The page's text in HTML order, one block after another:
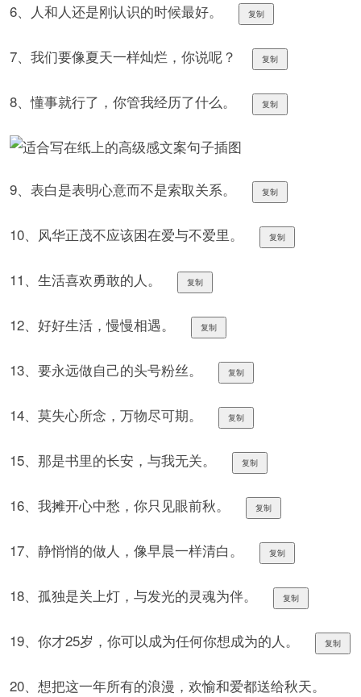
6、人和人还是刚认识的时候最好。 复制
7、我们要像夏天一样灿烂，你说呢？ 复制
8、懂事就行了，你管我经历了什么。 复制
9、表白是表明心意而不是索取关系。 复制
10、风华正茂不应该困在爱与不爱里。 复制
11、生活喜欢勇敢的人。 复制
12、好好生活，慢慢相遇。 复制
13、要永远做自己的头号粉丝。 复制
14、莫失心所念，万物尽可期。 复制
15、那是书里的长安，与我无关。 复制
16、我摊开心中愁，你只见眼前秋。 复制
17、静悄悄的做人，像早晨一样清白。 复制
18、孤独是关上灯，与发光的灵魂为伴。 复制
19、你才25岁，你可以成为任何你想成为的人。 复制
20、想把这一年所有的浪漫，欢愉和爱都送给秋天。